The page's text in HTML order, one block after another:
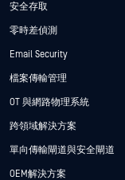
安全存取
零時差偵測
Email Security
檔案傳輸管理
OT 與網路物理系統
跨領域解決方案
單向傳輸閘道與安全閘道
OEM解決方案